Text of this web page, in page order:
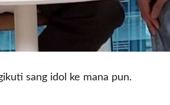
sang idol ke mana pun.